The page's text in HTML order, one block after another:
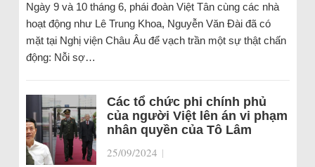
Ngày 9 và 10 tháng 6, phái đoàn Việt Tân cùng các nhà
hoạt động như Lê Trung Khoa, Nguyễn Văn Đài đã có
mặt tại Nghị viện Châu Âu để vạch trần một sự thật chấn
động: Nỗi sợ…
Các tổ chức phi chính phủ
của người Việt lên án vi phạm
nhân quyền của Tô Lâm
25/09/2024 |